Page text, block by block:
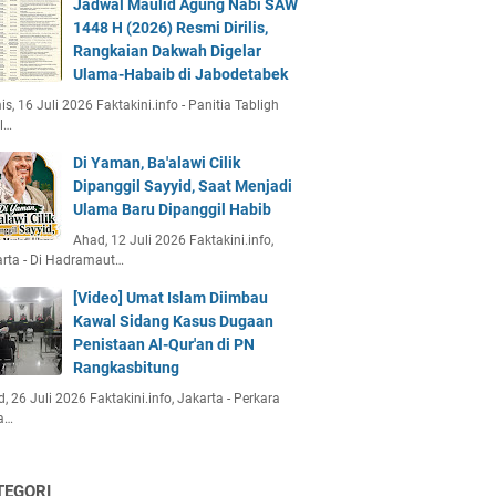
Jadwal Maulid Agung Nabi SAW
1448 H (2026) Resmi Dirilis,
Rangkaian Dakwah Digelar
Ulama-Habaib di Jabodetabek
16 Juli 2026 Faktakini.info - Panitia Tabligh
Di Yaman, Ba'alawi Cilik
Dipanggil Sayyid, Saat Menjadi
Ulama Baru Dipanggil Habib
Ahad, 12 Juli 2026 Faktakini.info,
- Di Hadramaut…
[Video] Umat Islam Diimbau
Kawal Sidang Kasus Dugaan
Penistaan Al-Qur'an di PN
Rangkasbitung
26 Juli 2026 Faktakini.info, Jakarta - Perkara